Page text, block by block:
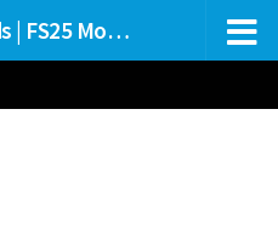
Farming Simulator 25 Mods | FS25 Mods Stahování